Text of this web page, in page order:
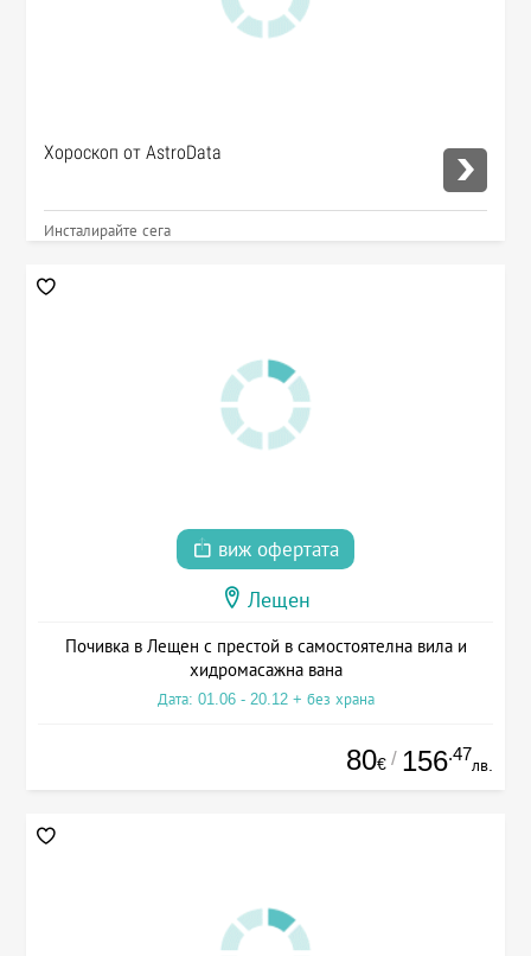
Хороскоп от AstroData
Инсталирайте сега
виж офертата
Лещен
Почивка в Лещен с престой в самостоятелна вила и
хидромасажна вана
Дата: 01.06 - 20.12 + без храна
80€ / 156.47
лв.